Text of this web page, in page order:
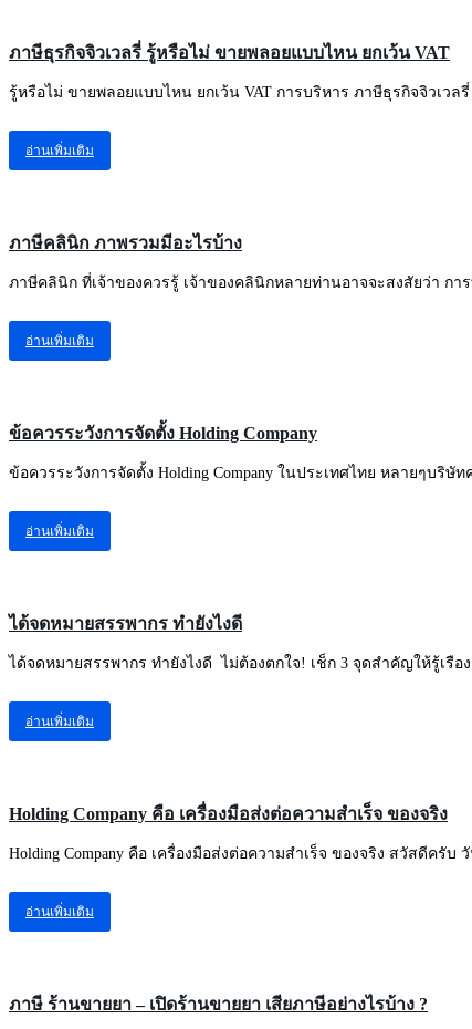
ภาษีธุรกิจจิวเวลรี่ รู้หรือไม่ ขายพลอยแบบไหน ยกเว้น VAT
รู้หรือไม่ ขายพลอยแบบไหน ยกเว้น VAT การบริหาร ภาษีธุรกิจจิวเวลรี่
อ่านเพิ่มเติม
ภาษีคลินิก ภาพรวมมีอะไรบ้าง
ภาษีคลินิก ที่เจ้าของควรรู้ เจ้าของคลินิกหลายท่านอาจจะสงสัยว่า การ
อ่านเพิ่มเติม
ข้อควรระวังการจัดตั้ง Holding Company
ข้อควรระวังการจัดตั้ง Holding Company ในประเทศไทย หลายๆบริษัท
อ่านเพิ่มเติม
ได้จดหมายสรรพากร ทํายังไงดี
ได้จดหมายสรรพากร ทํายังไงดี ไม่ต้องตกใจ! เช็ก 3 จุดสำคัญให้รู้เรือ
อ่านเพิ่มเติม
Holding Company คือ เครื่องมือส่งต่อความสำเร็จ ของจริง
Holding Company คือ เครื่องมือส่งต่อความสำเร็จ ของจริง สวัสดีครั
อ่านเพิ่มเติม
ภาษี ร้านขายยา – เปิดร้านขายยา เสียภาษีอย่างไรบ้าง ?